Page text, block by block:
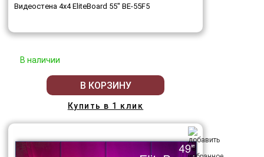
Видеостена 4x4 EliteBoard 55" BE-55F5
В наличии
В КОРЗИНУ
Купить в 1 клик